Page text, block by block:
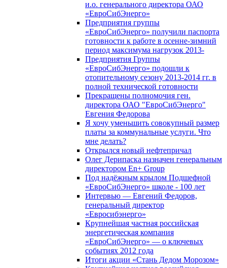
и.о. генерального директора ОАО
«ЕвроСибЭнерго»
Предприятия группы
«ЕвроСибЭнерго» получили паспорта
готовности к работе в осенне-зимний
период максимума нагрузок 2013-
Предприятия Группы
«ЕвроСибЭнерго» подошли к
отопительному сезону 2013-2014 гг. в
полной технической готовности
Прекращены полномочия ген.
директора ОАО "ЕвроСибЭнерго"
Евгения Федорова
Я хочу уменьшить совокупный размер
платы за коммунальные услуги. Что
мне делать?
Открылся новый нефтепричал
Олег Дерипаска назначен генеральным
директором En+ Group
Под надёжным крылом Подшефной
«ЕвроСибЭнерго» школе - 100 лет
Интервью — Евгений Федоров,
генеральный директор
«Евросибэнерго»
Крупнейшая частная российская
энергетическая компания
«ЕвроСибЭнерго» — о ключевых
событиях 2012 года
Итоги акции «Стань Дедом Морозом»